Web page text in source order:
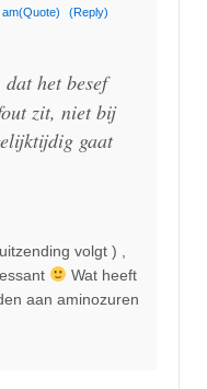
am(Quote) (Reply)
dat het besef
zit, niet bij
gaat
volgt ) ,
Wat heeft
aan aminozuren